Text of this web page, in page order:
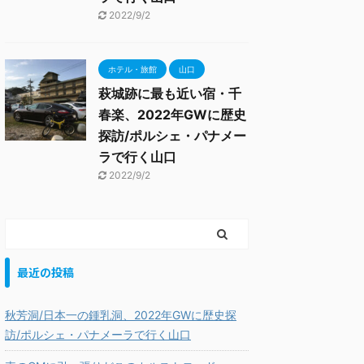
2022/9/2
ホテル・旅館 山口
萩城跡に最も近い宿・千
春楽、2022年GWに歴史
探訪/ポルシェ・パナメー
ラで行く山口
2022/9/2
最近の投稿
秋芳洞/日本一の鍾乳洞、2022年GWに歴史探
訪/ポルシェ・パナメーラで行く山口